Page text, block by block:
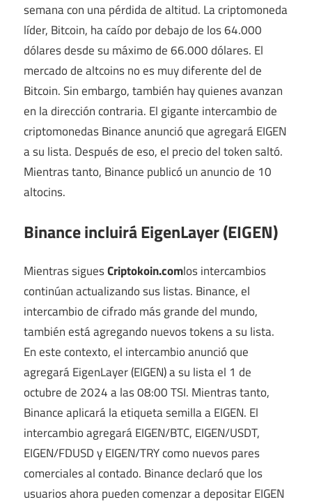
semana con una pérdida de altitud. La criptomoneda
líder, Bitcoin, ha caído por debajo de los 64.000
dólares desde su máximo de 66.000 dólares. El
mercado de altcoins no es muy diferente del de
Bitcoin. Sin embargo, también hay quienes avanzan
en la dirección contraria. El gigante intercambio de
criptomonedas Binance anunció que agregará EIGEN
a su lista. Después de eso, el precio del token saltó.
Mientras tanto, Binance publicó un anuncio de 10
altocins.
Binance incluirá EigenLayer (EIGEN)
Mientras siguesCriptokoin.comlos intercambios
continúan actualizando sus listas. Binance, el
intercambio de cifrado más grande del mundo,
también está agregando nuevos tokens a su lista.
En este contexto, el intercambio anunció que
agregará EigenLayer (EIGEN) a su lista el 1 de
octubre de 2024 a las 08:00 TSI. Mientras tanto,
Binance aplicará la etiqueta semilla a EIGEN. El
intercambio agregará EIGEN/BTC, EIGEN/USDT,
EIGEN/FDUSD y EIGEN/TRY como nuevos pares
comerciales al contado. Binance declaró que los
usuarios ahora pueden comenzar a depositar EIGEN